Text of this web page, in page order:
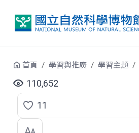
首頁 學習與推廣 學習主題
110,652
點
11